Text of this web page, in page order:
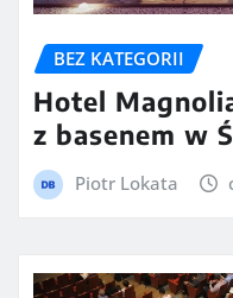
BEZ KATEGORII
Hotel
z basenem w
Piotr Lokata